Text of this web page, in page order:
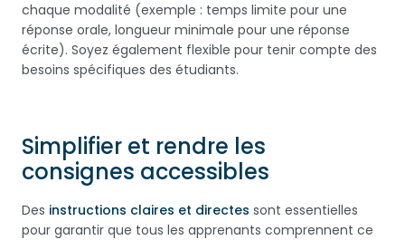
chaque modalité (exemple : temps limite pour une
réponse orale, longueur minimale pour une réponse
écrite). Soyez également flexible pour tenir compte des
besoins spécifiques des étudiants.
Simplifier et rendre les
consignes accessibles
Des instructions claires et directes sont essentielles
pour garantir que tous les apprenants comprennent ce